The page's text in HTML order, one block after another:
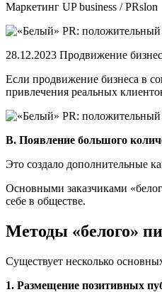
Маркетинг UP business / PRslon
28.12.2023 Продвижение
Если продвижение бизнеса в
привлечения реальных
В. Появление большого
Это создало дополнительные
Основными заказчиками
себе в обществе.
Методы «белого»
Существует несколько
1. Размещение позитивных